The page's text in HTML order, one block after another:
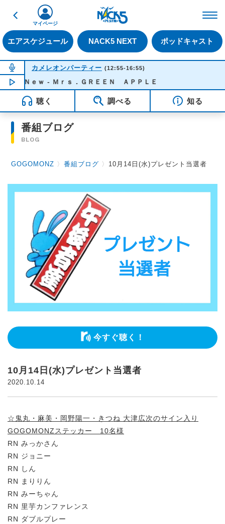
戻る
エアスケジュール NACK5 NEXT ポッドキャスト
マイページ
NOW ON AIR
カメレオンパーティー (12:55-16:55)
NOW PLAYING15:50
Ｎｅｗ - Ｍｒｓ．ＧＲＥＥＮ ＡＰＰＬＥ
聴く 調べる 知る
番組ブログ
BLOG
GOGOMONZ 〉番組ブログ 〉 10月14日(水)プレゼント当選者
今すぐ聴く！
10月14日(水)プレゼント当選者
2020.10.14
☆鬼丸・麻美・岡野陽一・きつね 大津広次のサイン入り
GOGOMONZステッカー 10名様
RN みっかさん
RN ジョニー
RN しん
RN まりりん
RN みーちゃん
RN 里芋カンファレンス
RN ダブルプレー